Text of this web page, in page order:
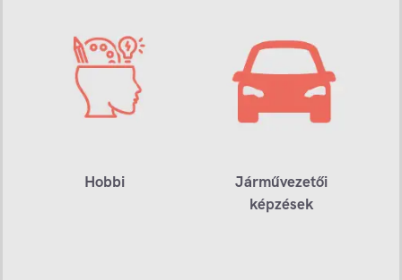
Hobbi
Járművezetői
képzések